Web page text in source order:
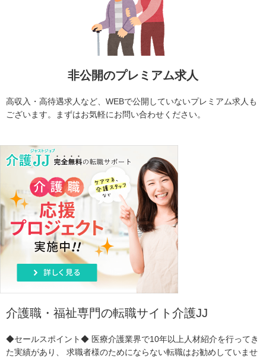
非公開のプレミアム求人
高収入・高待遇求人など、WEBで公開していないプレミアム求人も
ございます。まずはお気軽にお問い合わせください。
介護職・福祉専門の転職サイト介護JJ
◆セールスポイント◆ 医療介護業界で10年以上人材紹介を行ってき
た実績があり、 求職者様のためにならない転職はお勧めしていませ